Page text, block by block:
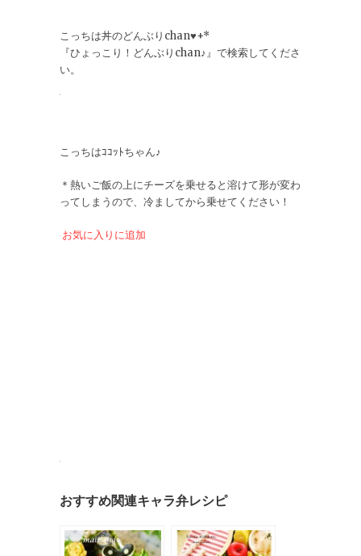
こっちは丼のどんぶりchan♥+*
『ひょっこり！どんぶりchan♪』で検索してくださ
い。
こっちはｺｺｯﾄちゃん♪
＊熱いご飯の上にチーズを乗せると溶けて形が変わ
ってしまうので、冷ましてから乗せてください！
お気に入りに追加
おすすめ関連キャラ弁レシピ